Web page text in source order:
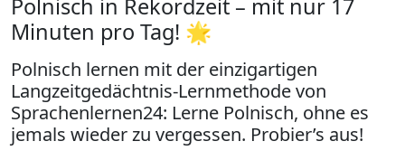
Polnisch in Rekordzeit – mit nur 17
Minuten pro Tag! 🌟
Polnisch lernen mit der einzigartigen
Langzeitgedächtnis-Lernmethode von
Sprachenlernen24: Lerne Polnisch, ohne es
jemals wieder zu vergessen. Probier’s aus!